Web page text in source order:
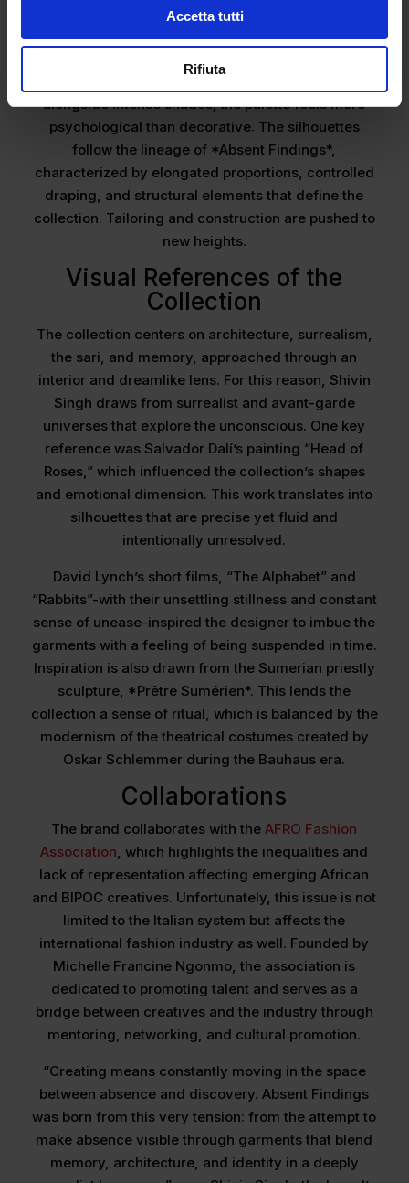
Accetta tutti
Rifiuta
The color palette is inspired by a painting by Francis
alongside intense shades; the palette feels more
psychological than decorative. The silhouettes
follow the lineage of *Absent Findings*,
characterized by elongated proportions, controlled
draping, and structural elements that define the
collection. Tailoring and construction are pushed to
new heights.
Visual References of the
Collection
The collection centers on architecture, surrealism,
the sari, and memory, approached through an
interior and dreamlike lens. For this reason, Shivin
Singh draws from surrealist and avant-garde
universes that explore the unconscious. One key
reference was Salvador Dalí’s painting “Head of
Roses,” which influenced the collection’s shapes
and emotional dimension. This work translates into
silhouettes that are precise yet fluid and
intentionally unresolved.
David Lynch’s short films, “The Alphabet” and
“Rabbits”-with their unsettling stillness and constant
sense of unease-inspired the designer to imbue the
garments with a feeling of being suspended in time.
Inspiration is also drawn from the Sumerian priestly
sculpture, *Prêtre Sumérien*. This lends the
collection a sense of ritual, which is balanced by the
modernism of the theatrical costumes created by
Oskar Schlemmer during the Bauhaus era.
Collaborations
The brand collaborates with theAFRO Fashion
Association, which highlights the inequalities and
lack of representation affecting emerging African
and BIPOC creatives. Unfortunately, this issue is not
limited to the Italian system but affects the
international fashion industry as well. Founded by
Michelle Francine Ngonmo, the association is
dedicated to promoting talent and serves as a
bridge between creatives and the industry through
mentoring, networking, and cultural promotion.
“Creating means constantly moving in the space
between absence and discovery. Absent Findings
was born from this very tension: from the attempt to
make absence visible through garments that blend
memory, architecture, and identity in a deeply